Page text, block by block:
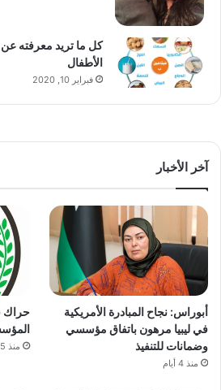
كل ما تريد معرفته
الأطفال
فبراير 10, 2020
آخر الأخبار
أبوراس: نجاح المبادرة الأمريكية
في ليبيا مرهون باتفاق مؤسسي
وضمانات للتنفيذ
منذ 4 أيام
حراك
منذ 5 أيام